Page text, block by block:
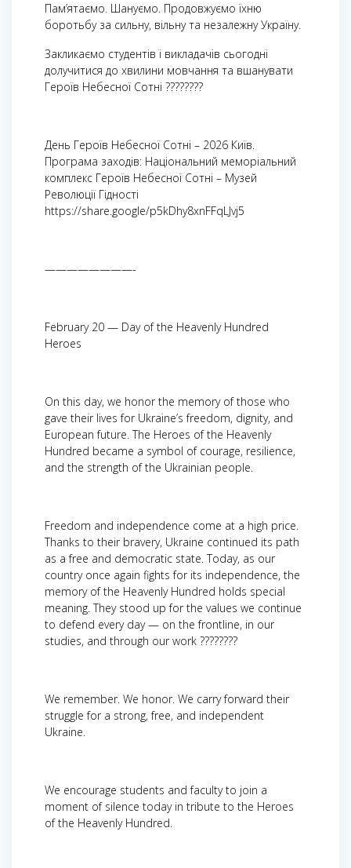
Пам’ятаємо. Шануємо. Продовжуємо їхню
боротьбу за сильну, вільну та незалежну Україну.
Закликаємо студентів і викладачів сьогодні
долучитися до хвилини мовчання та вшанувати
Героїв Небесної Сотні ????????
День Героїв Небесної Сотні – 2026 Київ.
Програма заходів: Національний меморіальний
комплекс Героїв Небесної Сотні – Музей
Революції Гідності
https://share.google/p5kDhy8xnFFqLJvj5
————————-
February 20 — Day of the Heavenly Hundred
Heroes
On this day, we honor the memory of those who
gave their lives for Ukraine’s freedom, dignity, and
European future. The Heroes of the Heavenly
Hundred became a symbol of courage, resilience,
and the strength of the Ukrainian people.
Freedom and independence come at a high price.
Thanks to their bravery, Ukraine continued its path
as a free and democratic state. Today, as our
country once again fights for its independence, the
memory of the Heavenly Hundred holds special
meaning. They stood up for the values we continue
to defend every day — on the frontline, in our
studies, and through our work ????????
We remember. We honor. We carry forward their
struggle for a strong, free, and independent
Ukraine.
We encourage students and faculty to join a
moment of silence today in tribute to the Heroes
of the Heavenly Hundred.